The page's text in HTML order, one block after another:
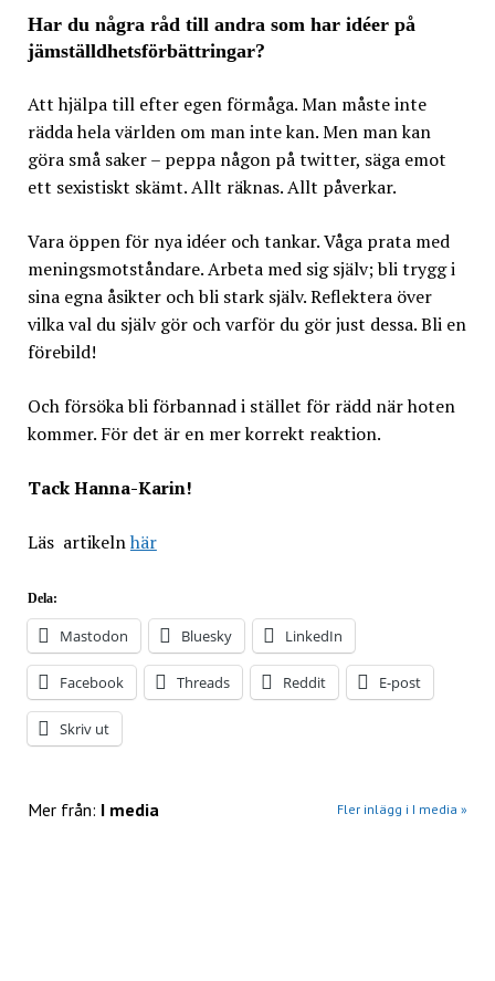
Har du några råd till andra som har idéer på
jämställdhetsförbättringar?
Att hjälpa till efter egen förmåga. Man måste inte
rädda hela världen om man inte kan. Men man kan
göra små saker – peppa någon på twitter, säga emot
ett sexistiskt skämt. Allt räknas. Allt påverkar.
Vara öppen för nya idéer och tankar. Våga prata med
meningsmotståndare. Arbeta med sig själv; bli trygg i
sina egna åsikter och bli stark själv. Reflektera över
vilka val du själv gör och varför du gör just dessa. Bli en
förebild!
Och försöka bli förbannad i stället för rädd när hoten
kommer. För det är en mer korrekt reaktion.
Tack Hanna-Karin!
Läs artikelnhär
Dela:
Mastodon Bluesky LinkedIn
Facebook Threads Reddit E-post
Skriv ut
Mer från: I media Fler inlägg i I media »